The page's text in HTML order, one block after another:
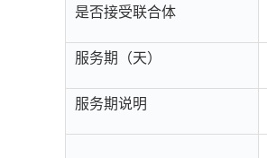
是否接受联合体
服务期（天）
服务期说明